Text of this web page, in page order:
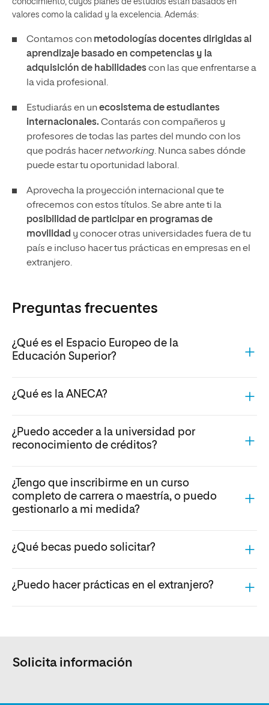
conocimiento, cuyos planes de estudios están basados en
valores como la calidad y la excelencia. Además:
Contamos con metodologías docentes dirigidas al
aprendizaje basado en competencias y la
adquisición de habilidadescon las que enfrentarse a
la vida profesional.
Estudiarás en unecosistema de estudiantes
internacionales. Contarás con compañeros y
profesores de todas las partes del mundo con los
que podrás hacernetworking. Nunca sabes dónde
puede estar tu oportunidad laboral.
Aprovecha la proyección internacional que te
ofrecemos con estos títulos. Se abre ante ti la
posibilidad de participar en programas de
movilidad y conocer otras universidades fuera de tu
país e incluso hacer tus prácticas en empresas en el
extranjero.
Preguntas frecuentes
¿Qué es el Espacio Europeo de la
Educación Superior?
¿Qué es la ANECA?
¿Puedo acceder a la universidad por
reconocimiento de créditos?
¿Tengo que inscribirme en un curso
completo de carrera o maestría, o puedo
gestionarlo a mi medida?
¿Qué becas puedo solicitar?
¿Puedo hacer prácticas en el extranjero?
Solicita información